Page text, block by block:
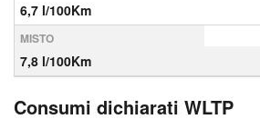
6,7 l/100Km
MISTO
7,8 l/100Km
Consumi dichiarati WLTP